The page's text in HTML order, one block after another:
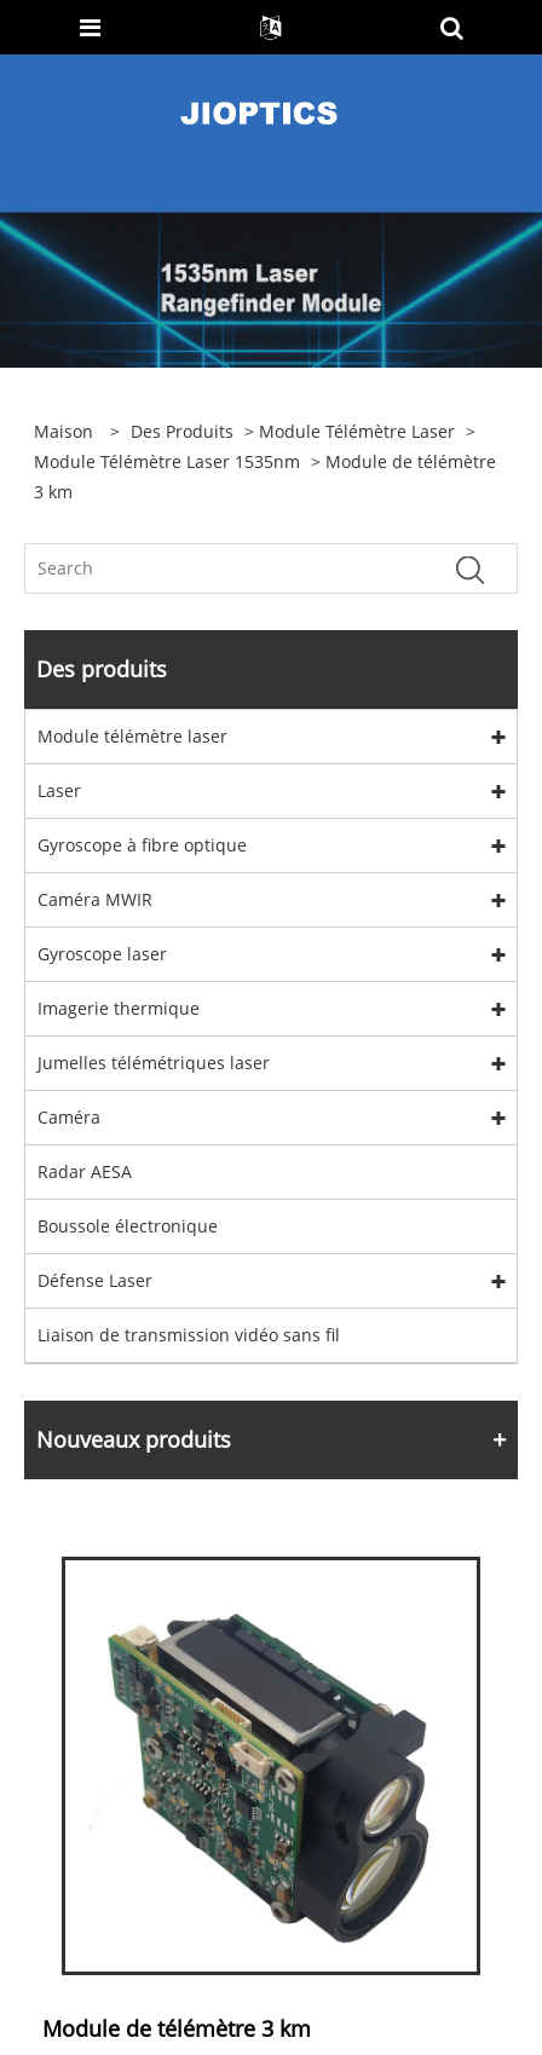
Maison > Des Produits > Module Télémètre Laser >
Module Télémètre Laser 1535nm > Module de télémètre
3 km
Des produits
Module télémètre laser
Laser
Gyroscope à fibre optique
Caméra MWIR
Gyroscope laser
Imagerie thermique
Jumelles télémétriques laser
Caméra
Radar AESA
Boussole électronique
Défense Laser
Liaison de transmission vidéo sans fil
Nouveaux produits
Module de télémètre 3 km